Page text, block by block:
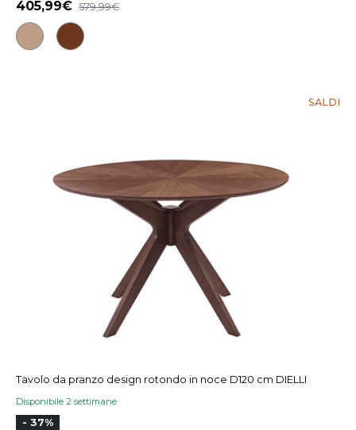
405,99 579,99
SALDI
Tavolo da pranzo design rotondo in noce D120 cm DIELLI
Disponibile 2 settimane
- 37%